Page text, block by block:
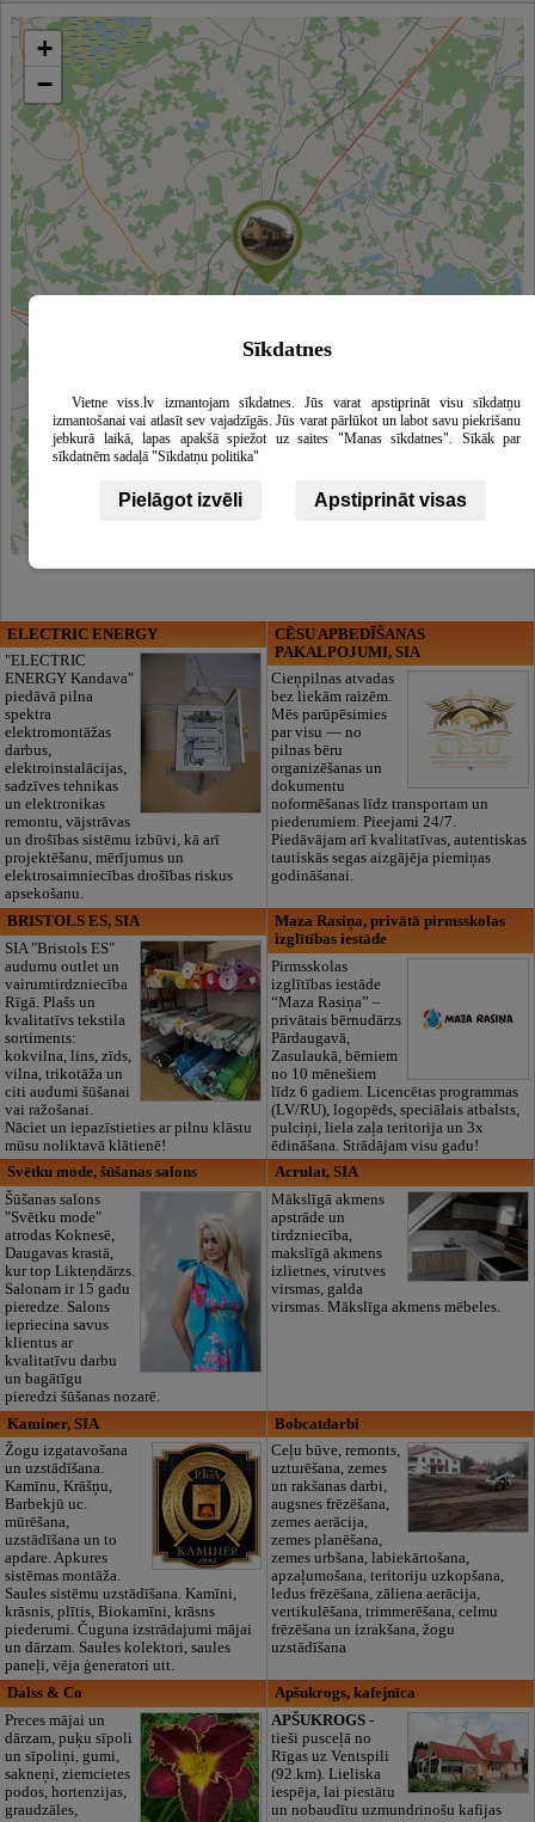
+
−
ELECTRIC ENERGY
"ELECTRIC
ENERGY Kandava"
piedāvā pilna
spektra
elektromontāžas
darbus,
elektroinstalācijas,
sadzīves tehnikas
un elektronikas
remontu, vājstrāvas
un drošības sistēmu izbūvi, kā arī
projektēšanu, mērījumus un
elektrosaimniecības drošības riskus
apsekošanu.
CĒSU APBEDĪŠANAS
PAKALPOJUMI, SIA
Cieņpilnas atvadas
bez liekām raizēm.
Mēs parūpēsimies
par visu — no
pilnas bēru
organizēšanas un
dokumentu
noformēšanas līdz transportam un
piederumiem. Pieejami 24/7.
Piedāvājam arī kvalitatīvas, autentiskas
tautiskās segas aizgājēja piemiņas
godināšanai.
BRISTOLS ES, SIA
SIA "Bristols ES"
audumu outlet un
vairumtirdzniecība
Rīgā. Plašs un
kvalitatīvs tekstila
sortiments:
kokvilna, lins, zīds,
vilna, trikotāža un
citi audumi šūšanai
vai ražošanai.
Nāciet un iepazīstieties ar pilnu klāstu
mūsu noliktavā klātienē!
Maza Rasiņa, privātā pirmsskolas
izglītības iestāde
Pirmsskolas
izglītības iestāde
“Maza Rasiņa” –
privātais bērnudārzs
Pārdaugavā,
Zasulaukā, bērniem
no 10 mēnešiem
līdz 6 gadiem. Licencētas programmas
(LV/RU), logopēds, speciālais atbalsts,
pulciņi, liela zaļa teritorija un 3x
ēdināšana. Strādājam visu gadu!
Svētku mode, šūšanas salons
Šūšanas salons
"Svētku mode"
atrodas Koknesē,
Daugavas krastā,
kur top Likteņdārzs.
Salonam ir 15 gadu
pieredze. Salons
iepriecina savus
klientus ar
kvalitatīvu darbu
un bagātīgu
pieredzi šūšanas nozarē.
Acrulat, SIA
Mākslīgā akmens
apstrāde un
tirdzniecība,
makslīgā akmens
izlietnes, virutves
virsmas, galda
virsmas. Mākslīga akmens mēbeles.
Kaminer, SIA
Žogu izgatavošana
un uzstādīšana.
Kamīnu, Krāšņu,
Barbekjū uc.
mūrēšana,
uzstādīšana un to
apdare. Apkures
sistēmas montāža.
Saules sistēmu uzstādīšana. Kamīni,
krāsnis, plītis, Biokamīni, krāsns
piederumi. Čuguna izstrādajumi mājai
un dārzam. Saules kolektori, saules
paneļi, vēja ģeneratori utt.
Bobcatdarbi
Ceļu būve, remonts,
uzturēšana, zemes
un rakšanas darbi,
augsnes frēzēšana,
zemes aerācija,
zemes planēšana,
zemes urbšana, labiekārtošana,
apzaļumošana, teritoriju uzkopšana,
ledus frēzēšana, zāliena aerācija,
vertikulēšana, trimmerēšana, celmu
frēzēšana un izrakšana, žogu
uzstādīšana
Dalss & Co
Preces mājai un
dārzam, puķu sīpoli
un sīpoliņi, gumi,
sakneņi, ziemcietes
podos, hortenzijas,
graudzāles,
Apšukrogs, kafejnīca
APŠUKROGS-
tieši pusceļā no
Rīgas uz Ventspili
(92.km). Lieliska
iespēja, lai piestātu
un nobaudītu uzmundrinošu kafijas
Sīkdatnes
Vietne viss.lv izmantojam sīkdatnes. Jūs varat apstiprināt visu sīkdatņu
izmantošanai vai atlasīt sev vajadzīgās. Jūs varat pārlūkot un labot savu piekrišanu
jebkurā laikā, lapas apakšā spiežot uz saites "Manas sīkdatnes". Sīkāk par
sīkdatnēm sadaļā "Sīkdatņu politika"
Pielāgot izvēli Apstiprināt visas